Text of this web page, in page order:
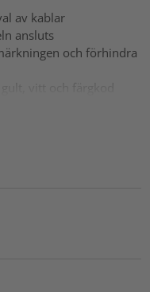
av kablar
ansluts
och förhindra
vitt och färgkod